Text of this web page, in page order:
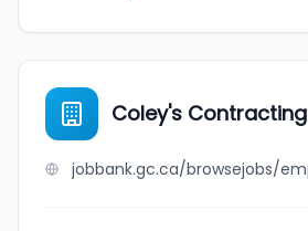
Coley's Contracting